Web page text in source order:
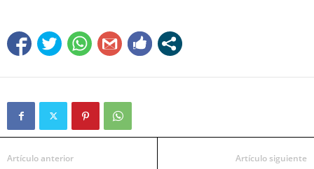
Artículo anterior Artículo siguiente